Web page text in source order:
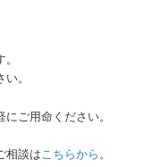
。
ご用命ください。
相談は こちらから 。